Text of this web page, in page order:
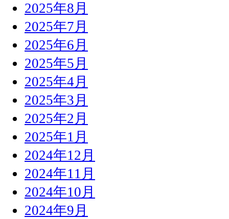
2025年8月
2025年7月
2025年6月
2025年5月
2025年4月
2025年3月
2025年2月
2025年1月
2024年12月
2024年11月
2024年10月
2024年9月